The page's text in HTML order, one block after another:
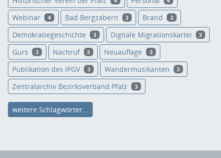
Webinar 4 Bad Bergzabern 3 Brand 3
Demokratiegeschichte 3 Digitale Migrationskartei 3
Gurs 3 Nachruf 3 Neuauflage 3
Publikation des IPGV 3 Wandermusikanten 3
Zentralarchiv Bezirksverband Pfalz 3
weitere Schlagwörter...